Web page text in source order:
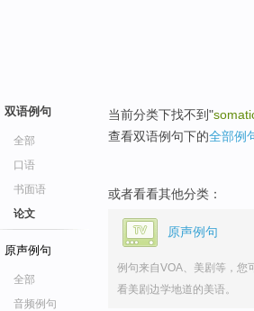
双语例句
全部
口语
书面语
论文
原声例句
全部
音频例句
当前分类下找不到"
查看双语例句下的全部例
或者看看其他分类：
原声例句
例句来自VOA、美剧等，您
看美剧边学地道的美语。